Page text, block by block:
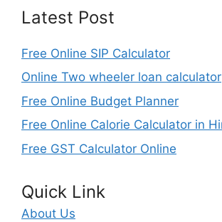
Latest Post
Free Online SIP Calculator
Online Two wheeler loan calculator
Free Online Budget Planner
Free Online Calorie Calculator in
Free GST Calculator Online
Quick Link
About Us